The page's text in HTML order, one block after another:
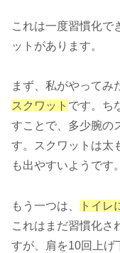
これは一度習慣化で
ットがあります。
まず、私がやってみ
スクワット です。ち
すことで、多少腕の
す。スクワットは太
も出やすいようです。
もう一つは、 トイレ
これはまだ習慣化さ
すが、肩を10回上げ